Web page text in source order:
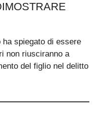
ha spiegato di essere
non riusciranno a
del figlio nel delitto